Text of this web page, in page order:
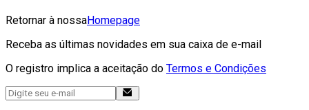
Retornar à nossaHomepage
Receba as últimas novidades em sua caixa de e-mail
O registro implica a aceitação do Termos e Condições